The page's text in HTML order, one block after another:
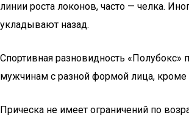
линии роста локонов, часто — челка.
укладывают назад.
Спортивная разновидность «Полубокс»
мужчинам с разной формой лица, кроме
Прическа не имеет ограничений по